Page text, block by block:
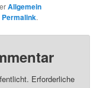
Allgemein
Permalink.
Erforderliche